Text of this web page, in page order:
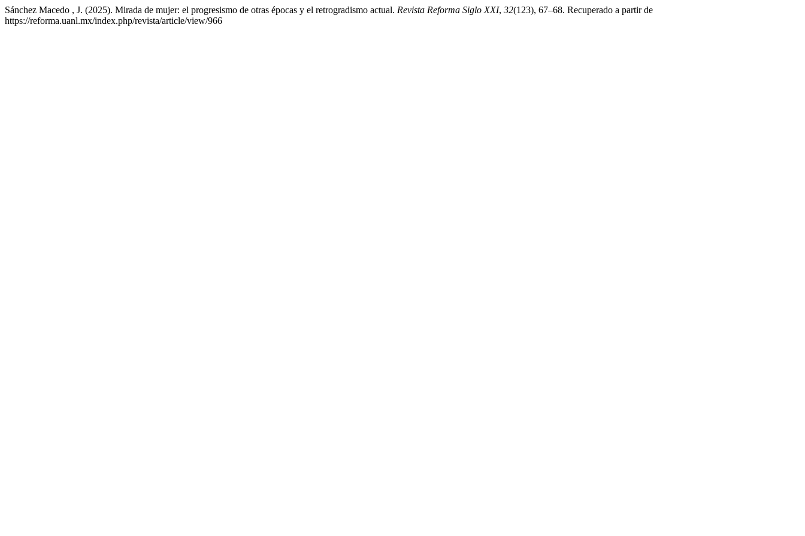
Sánchez Macedo , J. (2025). Mirada de mujer: el progresismo de otras épocas y el retrogradismo actual. Revista Reforma Siglo XXI, 32(123), 67–68. Recuperado a partir de
https://reforma.uanl.mx/index.php/revista/article/view/966